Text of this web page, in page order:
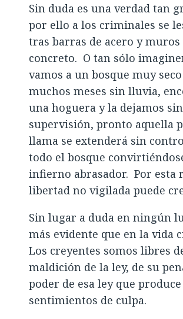
Sin duda es una verdad tan
por ello a los criminales se
tras barras de acero y muros
concreto. O tan sólo
vamos a un bosque muy
muchos meses sin lluvia,
una hoguera y la dejamos sin
supervisión, pronto aquella
llama se extenderá sin
todo el bosque
infierno abrasador. Por esta
libertad no vigilada puede
Sin lugar a duda en ningún
más evidente que en la vida
Los creyentes somos libres
maldición de la ley, de su
poder de esa ley que produce
sentimientos de culpa.